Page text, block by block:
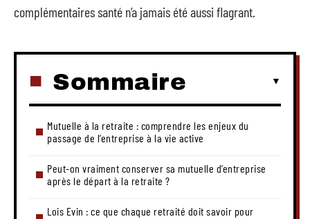
complémentaires santé n’a jamais été aussi flagrant.
Sommaire
Mutuelle à la retraite : comprendre les enjeux du
passage de l’entreprise à la vie active
Peut-on vraiment conserver sa mutuelle d’entreprise
après le départ à la retraite ?
Lois Evin : ce que chaque retraité doit savoir pour